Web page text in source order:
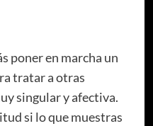
poner en marcha un
tratar a otras
singular y afectiva.
si lo que muestras